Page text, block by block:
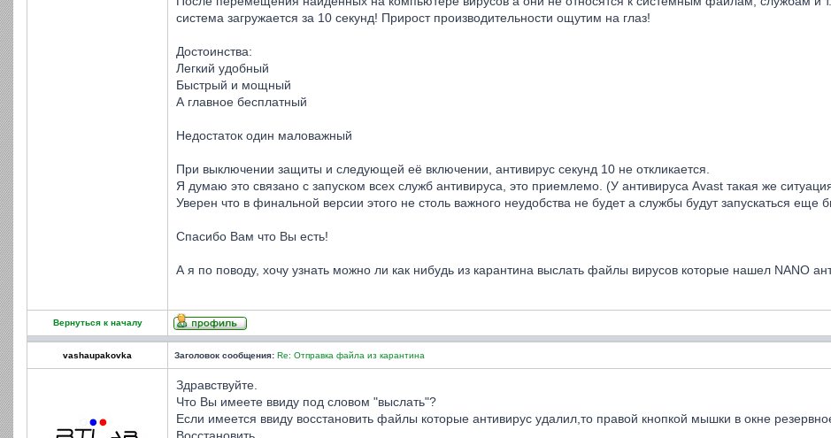
система загружается за 10 секунд! Прирост производительности ощутим на глаз!
Достоинства:
Легкий удобный
Быстрый и мощный
А главное бесплатный
Недостаток один маловажный
При выключении защиты и следующей её включении, антивирус секунд 10 не откликается.
Я думаю это связано с запуском всех служб антивируса, это приемлемо. (У антивируса Avast такая же
Уверен что в финальной версии этого не столь важного неудобства не будет а службы будут запускаться еще
Спасибо Вам что Вы есть!
А я по поводу, хочу узнать можно ли как нибудь из карантина выслать файлы вирусов которые нашел NANO
Вернуться к началу
vashaupakovka Заголовок сообщения: Re: Отправка файла из карантина
Здравствуйте.
Что Вы имеете ввиду под словом "выслать"?
Если имеется ввиду восстановить файлы которые антивирус удалил,то правой кнопкой мышки в окне